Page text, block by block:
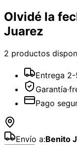
Olvidé la
Juarez
2 productos
Entrega
Garantía·
Pago
Envío a:Benito